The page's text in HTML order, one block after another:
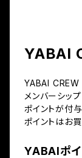
YABAI
YABAI CREW
メンバーシッ
ポイントが付与
ポイントはお
YABAIポイ